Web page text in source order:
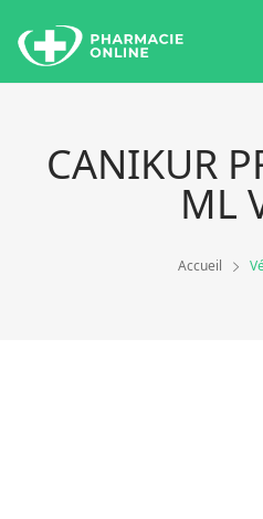
CANIKUR
ML
Accueil